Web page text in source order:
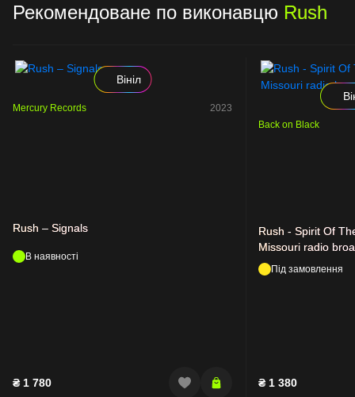
Рекомендоване по виконавцю Rush
Вініл
Mercury Records 2023
Rush – Signals
В наявності
₴ 1 780
Back on Black
Rush - Spirit Of
Missouri radio
Під замовлення
₴ 1 380